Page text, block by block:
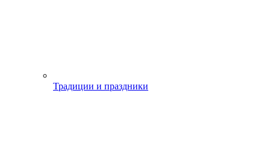
Традиции и праздники